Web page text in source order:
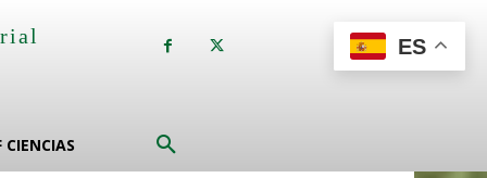
CIENCIAS
ES